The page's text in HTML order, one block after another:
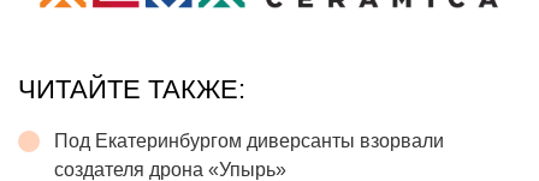
ЧИТАЙТЕ ТАКЖЕ:
Под Екатеринбургом диверсанты взорвали
создателя дрона «Упырь»